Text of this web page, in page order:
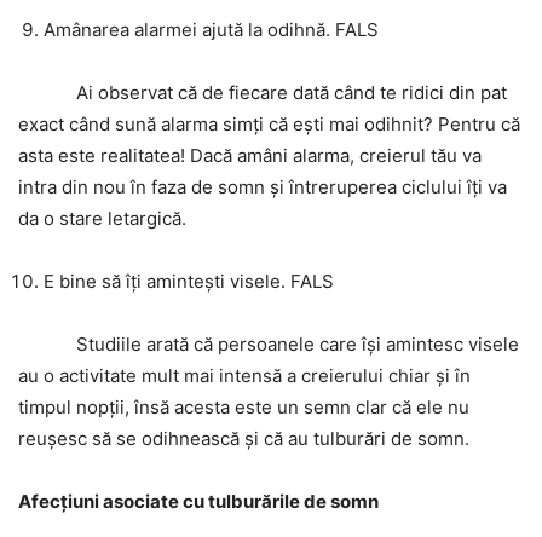
Amânarea alarmei ajută la odihnă. FALS
Ai observat că de fiecare dată când te ridici din pat
exact când sună alarma simți că ești mai odihnit? Pentru că
asta este realitatea! Dacă amâni alarma, creierul tău va
intra din nou în faza de somn și întreruperea ciclului îți va
da o stare letargică.
E bine să îți amintești visele. FALS
Studiile arată că persoanele care își amintesc visele
au o activitate mult mai intensă a creierului chiar și în
timpul nopții, însă acesta este un semn clar că ele nu
reușesc să se odihnească și că au tulburări de somn.
Afecțiuni asociate cu tulburările de somn